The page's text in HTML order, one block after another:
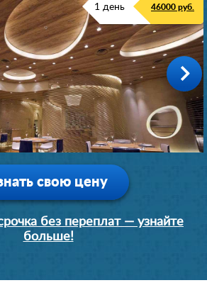
849974***17
(926) 940-**-*7
896399***00
849556***72
1 день 46000 руб.
свою цену
без переплат — узнайте
больше!